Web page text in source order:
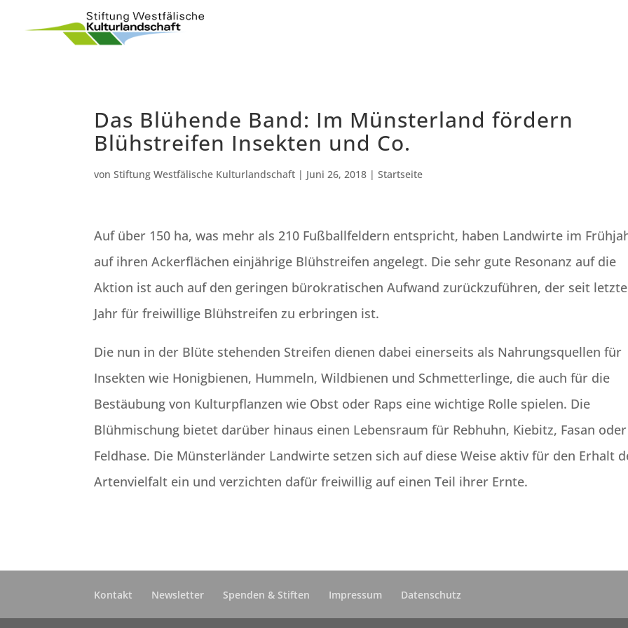
Das Blühende Band: Im Münsterland fördern
Blühstreifen Insekten und Co.
vonStiftung Westfälische Kulturlandschaft | Juni 26, 2018 |Startseite
Auf über 150 ha, was mehr als 210 Fußballfeldern entspricht, haben Landwirte im
auf ihren Ackerflächen einjährige Blühstreifen angelegt. Die sehr gute Resonanz auf die
Aktion ist auch auf den geringen bürokratischen Aufwand zurückzuführen, der seit
Jahr für freiwillige Blühstreifen zu erbringen ist.
Die nun in der Blüte stehenden Streifen dienen dabei einerseits als Nahrungsquellen für
Insekten wie Honigbienen, Hummeln, Wildbienen und Schmetterlinge, die auch für die
Bestäubung von Kulturpflanzen wie Obst oder Raps eine wichtige Rolle spielen. Die
Blühmischung bietet darüber hinaus einen Lebensraum für Rebhuhn, Kiebitz, Fasan oder
Feldhase. Die Münsterländer Landwirte setzen sich auf diese Weise aktiv für den Erhalt
Artenvielfalt ein und verzichten dafür freiwillig auf einen Teil ihrer Ernte.
Kontakt Newsletter Spenden & Stiften Impressum Datenschutz